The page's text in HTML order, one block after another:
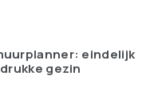
eindelijk
gezin